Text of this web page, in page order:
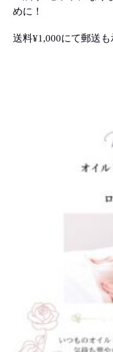
めに！
送料¥1,000にて郵送も